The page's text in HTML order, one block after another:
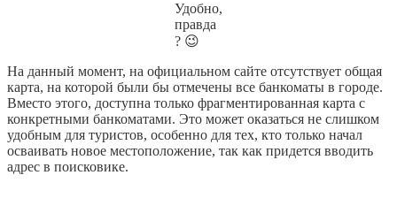
Удобно,
правда
? 😉
На данный момент, на официальном сайте отсутствует общая
карта, на которой были бы отмечены все банкоматы в городе.
Вместо этого, доступна только фрагментированная карта с
конкретными банкоматами. Это может оказаться не слишком
удобным для туристов, особенно для тех, кто только начал
осваивать новое местоположение, так как придется вводить
адрес в поисковике.